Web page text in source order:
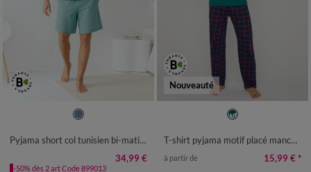
XXL
Pyjama short col tunisien bi-matière
34,99 €
-50% dès 2 art Code 899013
Nouveauté
XXL
T-shirt pyjama motif placé manches longues
à partir de 15,99 € *